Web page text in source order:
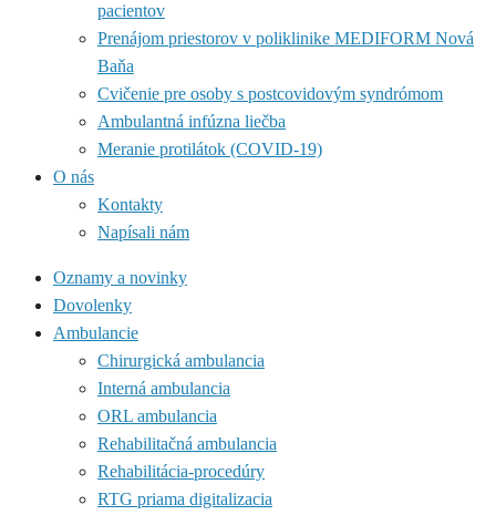
pacientov
Prenájom priestorov v poliklinike MEDIFORM Nová
Baňa
Cvičenie pre osoby s postcovidovým syndrómom
Ambulantná infúzna liečba
Meranie protilátok (COVID-19)
O nás
Kontakty
Napísali nám
Oznamy a novinky
Dovolenky
Ambulancie
Chirurgická ambulancia
Interná ambulancia
ORL ambulancia
Rehabilitačná ambulancia
Rehabilitácia-procedúry
RTG priama digitalizacia